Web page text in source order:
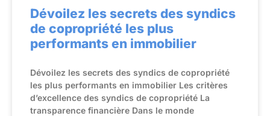
Dévoilez les secrets des syndics
de copropriété les plus
performants en immobilier
Dévoilez les secrets des syndics de copropriété
les plus performants en immobilier Les critères
d’excellence des syndics de copropriété La
transparence financière Dans le monde